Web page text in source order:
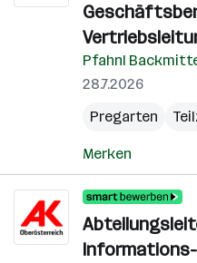
Pfahnl
28.7.2026
Pregarten
Merken